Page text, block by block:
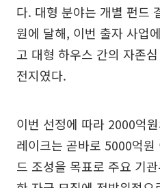
다. 대형 분야는 개별 펀드
원에 달해, 이번 출자 사업
고 대형 하우스 간의 자존
전지였다.
이번 선정에 따라 2000억
레이크는 곧바로 5000억
드 조성을 목표로 주요 기